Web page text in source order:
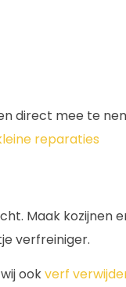
direct mee te
reparaties
Maak kozijnen
verfreiniger.
ookverf